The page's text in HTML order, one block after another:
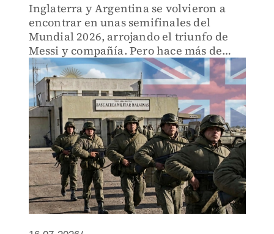
Inglaterra y Argentina se volvieron a
encontrar en unas semifinales del
Mundial 2026, arrojando el triunfo de
Messi y compañía. Pero hace más de
cuatro décadas un conflicto armado
terminó con otro resultado.